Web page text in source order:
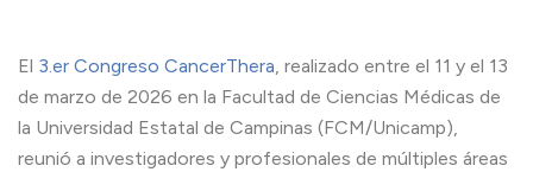
El 3.er Congreso CancerThera, realizado entre el 11 y el 13
de marzo de 2026 en la Facultad de Ciencias Médicas de
la Universidad Estatal de Campinas (FCM/Unicamp),
reunió a investigadores y profesionales de múltiples áreas